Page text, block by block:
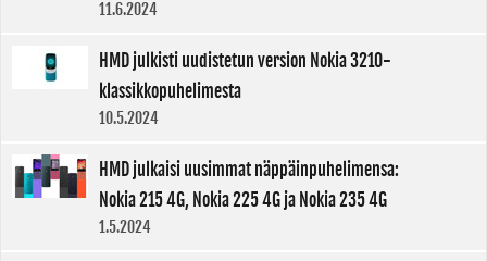
11.6.2024
HMD julkisti uudistetun version Nokia 3210-
klassikkopuhelimesta
10.5.2024
HMD julkaisi uusimmat näppäinpuhelimensa:
Nokia 215 4G, Nokia 225 4G ja Nokia 235 4G
1.5.2024